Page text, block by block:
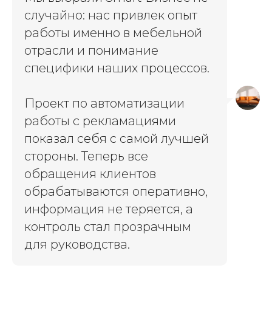
случайно: нас привлек опыт
работы именно в мебельной
отрасли и понимание
специфики наших процессов.
Проект по автоматизации
работы с рекламациями
показал себя с самой лучшей
стороны. Теперь все
обращения клиентов
обрабатываются оперативно,
информация не теряется, а
контроль стал прозрачным
для руководства.